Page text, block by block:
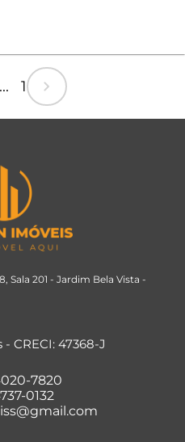
1 chevron_right
, Sala 201 - Jardim Bela Vista -
CRECI: 47368-J
7820
0132